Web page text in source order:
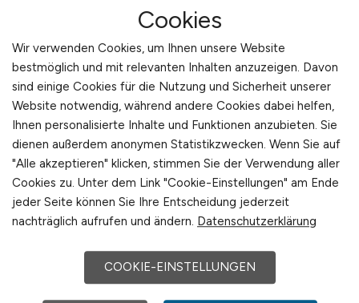
Straßen-, Kanal- oder Elektrobereich
Berufserfahrung als Bauleiter im
Leitungs-, Kabel- oder Tiefbau
Kenntnisse in Kabelzug,
Montageabläufen und
baustellenrelevanten Genehmigungen
Organisationsstärke, Selbstständigkeit
und klare, teamorientierte
Kommunikation
Benefits
Cookies
Wir verwenden Cookies, um Ihnen unsere Website
bestmöglich und mit relevanten Inhalten anzuzeigen. Davon
sind einige Cookies für die Nutzung und Sicherheit unserer
Website notwendig, während andere Cookies dabei helfen,
Ihnen personalisierte Inhalte und Funktionen anzubieten. Sie
dienen außerdem anonymen Statistikzwecken. Wenn Sie auf
"Alle akzeptieren" klicken, stimmen Sie der Verwendung aller
Cookies zu. Unter dem Link "Cookie-Einstellungen" am Ende
jeder Seite können Sie Ihre Entscheidung jederzeit
nachträglich aufrufen und ändern. Datenschutzerklärung
COOKIE-EINSTELLUNGEN